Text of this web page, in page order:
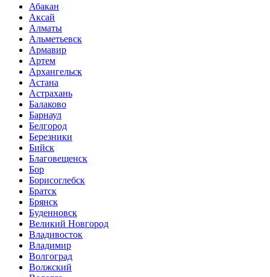
Абакан
Аксай
Алматы
Альметьевск
Армавир
Артем
Архангельск
Астана
Астрахань
Балаково
Барнаул
Белгород
Березники
Бийск
Благовещенск
Бор
Борисоглебск
Братск
Брянск
Буденновск
Великий Новгород
Владивосток
Владимир
Волгоград
Волжский